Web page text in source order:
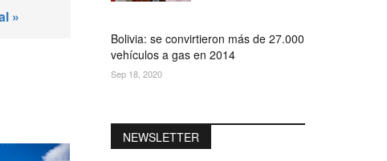
»
Bolivia: se convirtieron más de 27.000
vehículos a gas en 2014
Sep 18, 2020
NEWSLETTER